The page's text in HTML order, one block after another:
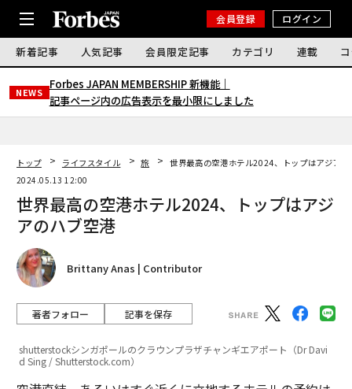
会員登録 ログイン
新着記事 人気記事 会員限定記事 カテゴリ 連載
NEWS
Forbes JAPAN MEMBERSHIP 新機能｜
記事ページ内の広告表示を最小限にしました
トップ ライフスタイル 旅
世界最高の空港ホテル2024、トップはアジアの
2024.05.13 12:00
世界最高の空港ホテル2024、トップはアジ
アのハブ空港
Brittany Anas | Contributor
著者フォロー 記事を保存
shutterstockシンガポールのクラウンプラザチャンギエアポート（Dr Davi
d Sing / Shutterstock.com）